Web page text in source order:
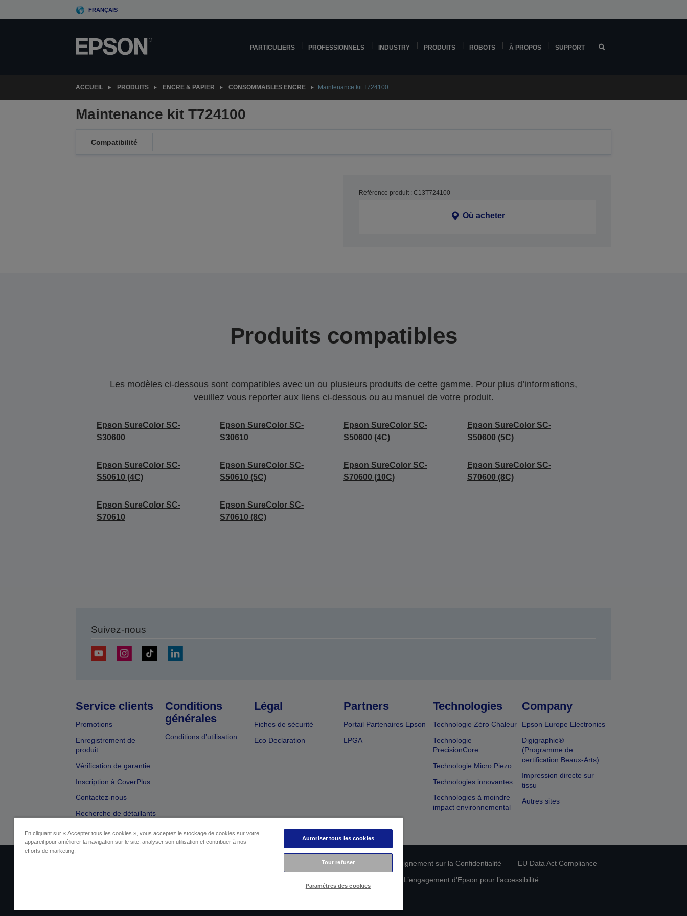
to
FRANÇAIS
PARTICULIERS PROFESSIONNELS INDUSTRY PRODUITS ROBOTS À PROPOS SUPPORT
ACCUEIL PRODUITS ENCRE & PAPIER CONSOMMABLES ENCRE Maintenance kit T724100
Maintenance kit T724100
Compatibilité
Référence produit : C13T724100
Où acheter
Produits compatibles
Les modèles ci-dessous sont compatibles avec un ou plusieurs produits de cette gamme. Pour plus d’informations,
veuillez vous reporter aux liens ci-dessous ou au manuel de votre produit.
Epson SureColor SC-
S30600
Epson SureColor SC-
S30610
Epson SureColor SC-
S50600 (4C)
Epson SureColor SC-
S50600 (5C)
Epson SureColor SC-
S50610 (4C)
Epson SureColor SC-
S50610 (5C)
Epson SureColor SC-
S70600 (10C)
Epson SureColor SC-
S70600 (8C)
Epson SureColor SC-
S70610
Epson SureColor SC-
S70610 (8C)
Suivez-nous
Service clients
Promotions
Enregistrement de
produit
Vérification de garantie
Inscription à CoverPlus
Contactez-nous
Recherche de détaillants
Conditions
générales
Conditions d’utilisation
Légal
Fiches de sécurité
Eco Declaration
Partners
Portail Partenaires Epson
LPGA
Technologies
Technologie Zéro Chaleur
Technologie
PrecisionCore
Technologie Micro Piezo
Technologies innovantes
Technologies à moindre
impact environnemental
Company
Epson Europe Electronics
Digigraphie®
(Programme de
certification Beaux-Arts)
Impression directe sur
tissu
Autres sites
Déclaration de Renseignement sur la Confidentialité
EU Data Act Compliance
L’engagement d’Epson pour l’accessibilité
En cliquant sur « Accepter tous les cookies », vous acceptez le stockage de cookies sur votre
appareil pour améliorer la navigation sur le site, analyser son utilisation et contribuer à nos
efforts de marketing.
Autoriser tous les cookies
Tout refuser
Paramètres des cookies